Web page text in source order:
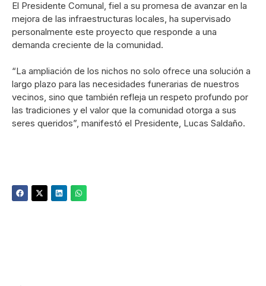
El Presidente Comunal, fiel a su promesa de avanzar en la
mejora de las infraestructuras locales, ha supervisado
personalmente este proyecto que responde a una
demanda creciente de la comunidad.
“La ampliación de los nichos no solo ofrece una solución a
largo plazo para las necesidades funerarias de nuestros
vecinos, sino que también refleja un respeto profundo por
las tradiciones y el valor que la comunidad otorga a sus
seres queridos”, manifestó el Presidente, Lucas Saldaño.